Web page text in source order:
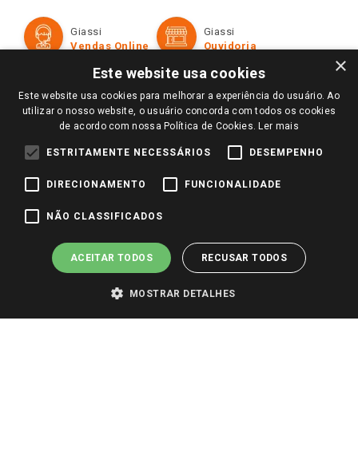
Televendas
Perguntas frequentes
Trabalhe Conosco
Identidade Visual
Formas de Pagamento
Políticas de entrega
Trocas e Devoluções
Giassi
Vendas Online
Giassi
Ouvidoria
Redes Sociais
Pagamento e Segurança
×
Este website usa cookies
Este website usa cookies para melhorar a experiência do usuário. Ao
utilizar o nosso website, o usuário concorda com todos os cookies
de acordo com nossa Política de Cookies. Ler mais
ESTRITAMENTE NECESSÁRIOS DESEMPENHO
DIRECIONAMENTO FUNCIONALIDADE
NÃO CLASSIFICADOS
ACEITAR TODOS RECUSAR TODOS
MOSTRAR DETALHES